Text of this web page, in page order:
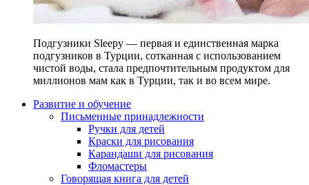
Подгузники Sleepy — первая и единственная марка
подгузников в Турции, сотканная с использованием
чистой воды, стала предпочтительным продуктом для
миллионов мам как в Турции, так и во всем мире.
Развитие и обучение
Письменные принадлежности
Ручки для детей
Краски для рисования
Карандаши для рисования
Фломастеры
Говорящая книга для детей